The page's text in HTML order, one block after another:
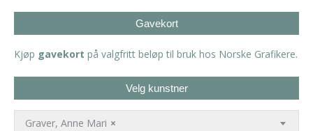
Gavekort
Kjøp gavekort på valgfritt beløp til bruk hos Norske Grafikere.
Velg kunstner
×
Graver, Anne Mari